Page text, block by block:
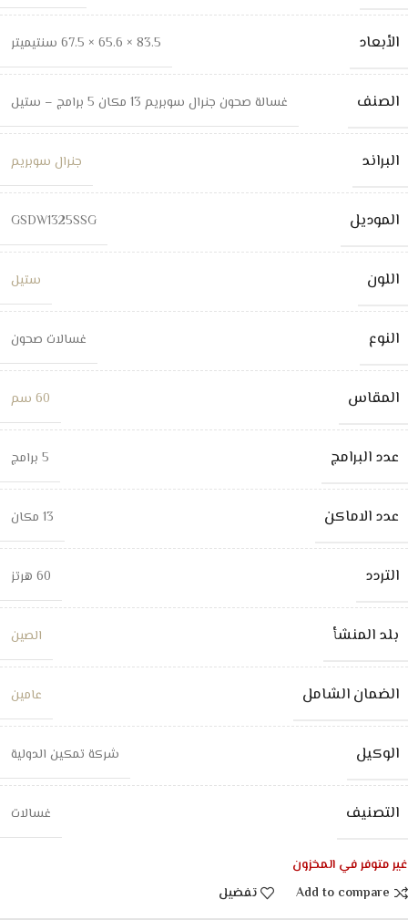
الأبعاد 83.5 × 65.6 × 67.5 سنتيميتر
الصنف غسالة صحون جنرال سوبريم 13 مكان 5 برامج – ستيل
البراند جنرال سوبريم
الموديل GSDW1325SSG
اللون ستيل
النوع غسالات صحون
المقاس 60 سم
عدد البرامج 5 برامج
عدد الاماكن 13 مكان
التردد 60 هرتز
بلد المنشأ الصين
الضمان الشامل عامين
الوكيل شركة تمكين الدولية
التصنيف غسالات
غير متوفر في المخزون
Add to compare
تفضيل